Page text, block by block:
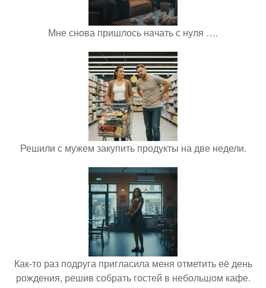
Мне снова пришлось начать с нуля ….
Решили с мужем закупить продукты на две недели.
Как-то раз подруга пригласила меня отметить её день
рождения, решив собрать гостей в небольшом кафе.